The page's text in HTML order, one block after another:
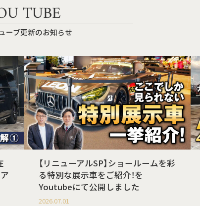
TUBE
ーブ更新のお知らせ
【リニューアルSP】ショールームを彩
る特別な展示車をご紹介！を
Youtubeにて公開しました
2026.07.01